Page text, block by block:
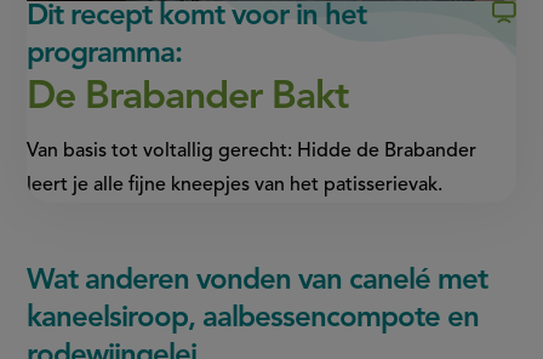
Dit recept komt voor in het
programma:
De Brabander Bakt
Van basis tot voltallig gerecht: Hidde de Brabander
leert je alle fijne kneepjes van het patisserievak.
Wat anderen vonden van canelé met
kaneelsiroop, aalbessencompote en